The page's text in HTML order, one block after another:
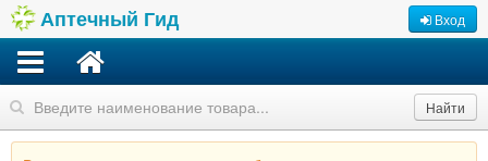
Аптечный Гид Вход
Найти